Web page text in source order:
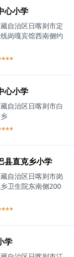
心小学
自治区日喀则市定
岗嘎宾馆西南侧约
心小学
自治区日喀则市白
县直克乡小学
自治区日喀则市岗
卫生院东南侧200
学